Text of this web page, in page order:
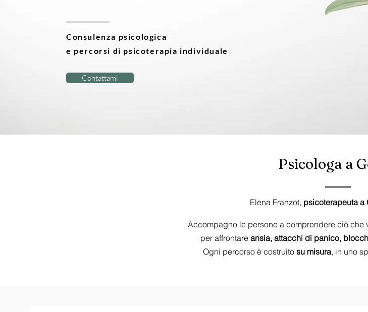
Consulenza psicologica
e percorsi di psicoterapia individuale
Contattami
Psicologa a
Elena Franzot, psicoterapeuta a
Accompagno le persone a comprendere ciò che
per affrontare ansia, attacchi di panico,
Ogni percorso è costruito su misura, in uno